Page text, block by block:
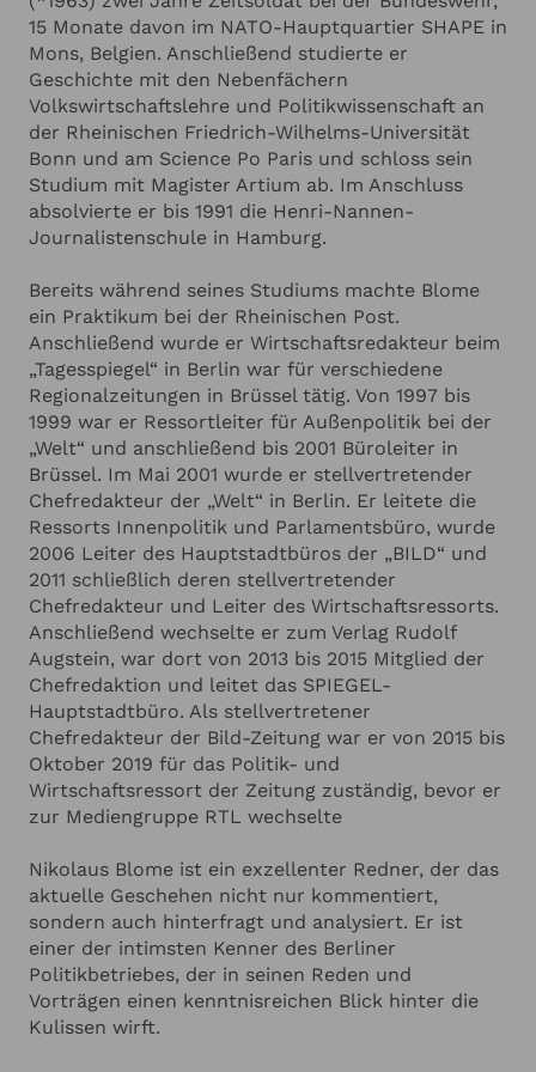
Hauptstadtbüro. Als stellvertretener
Chefredakteur der Bild-Zeitung war er von 2015 bis
Oktober 2019 für das Politik- und
Wirtschaftsressort der Zeitung zuständig, bevor er
zur Mediengruppe RTL wechselte Nikolaus Blome
ist ein exzellenter Redner, der das aktuelle
Geschehen nicht nur kommentiert, sondern auch
hinterfragt und analysiert. Er ist einer der
intimsten Kenner des Berliner Politikbetriebes, der
in seinen Reden und Vorträgen einen
kenntnisreichen Blick hinter die Kulissen wirft.
15 Monate davon im NATO-Hauptquartier SHAPE in
Mons, Belgien. Anschließend studierte er
Geschichte mit den Nebenfächern
Volkswirtschaftslehre und Politikwissenschaft an
der Rheinischen Friedrich-Wilhelms-Universität
Bonn und am Science Po Paris und schloss sein
Studium mit Magister Artium ab. Im Anschluss
absolvierte er bis 1991 die Henri-Nannen-
Journalistenschule in Hamburg.
Bereits während seines Studiums machte Blome
ein Praktikum bei der Rheinischen Post.
Anschließend wurde er Wirtschaftsredakteur beim
„Tagesspiegel“ in Berlin war für verschiedene
Regionalzeitungen in Brüssel tätig. Von 1997 bis
1999 war er Ressortleiter für Außenpolitik bei der
„Welt“ und anschließend bis 2001 Büroleiter in
Brüssel. Im Mai 2001 wurde er stellvertretender
Chefredakteur der „Welt“ in Berlin. Er leitete die
Ressorts Innenpolitik und Parlamentsbüro, wurde
2006 Leiter des Hauptstadtbüros der „BILD“ und
2011 schließlich deren stellvertretender
Chefredakteur und Leiter des Wirtschaftsressorts.
Anschließend wechselte er zum Verlag Rudolf
Augstein, war dort von 2013 bis 2015 Mitglied der
Chefredaktion und leitet das SPIEGEL-
Hauptstadtbüro. Als stellvertretener
Chefredakteur der Bild-Zeitung war er von 2015 bis
Oktober 2019 für das Politik- und
Wirtschaftsressort der Zeitung zuständig, bevor er
zur Mediengruppe RTL wechselte
Nikolaus Blome ist ein exzellenter Redner, der das
aktuelle Geschehen nicht nur kommentiert,
sondern auch hinterfragt und analysiert. Er ist
einer der intimsten Kenner des Berliner
Politikbetriebes, der in seinen Reden und
Vorträgen einen kenntnisreichen Blick hinter die
Kulissen wirft.
ANGABEN ZU IHRER VERANSTALTUNG Hinzufügen
Ich habe dieDatenschutzerklärungzur Kenntnis genommen.
Ich stimme zu, dass meine Angaben zur Kontaktaufnahme
und für Rückfragen dauerhaft gespeichert werden.*
Ich möchte in regelmässigen Abständen mit dem LSB
Newsletter-Abonnement kann jederzeit beendet werden).
Mehr dazu finden Sie in unsererDatenschutzerklärung
Abbrechen